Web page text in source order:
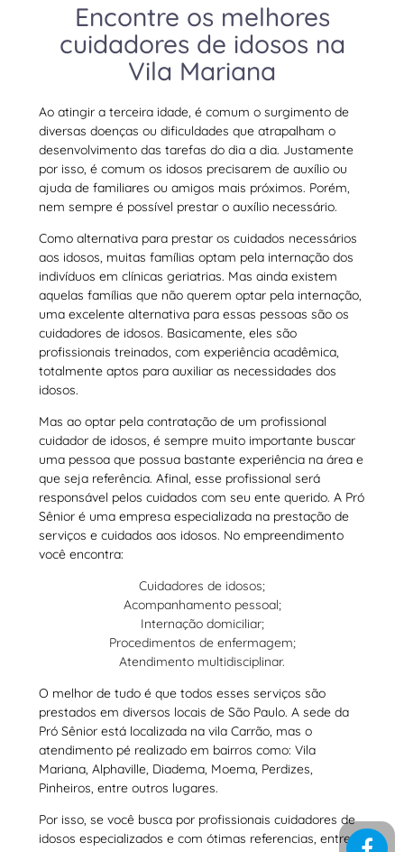
Encontre os melhores
cuidadores de idosos na
Vila Mariana
Ao atingir a terceira idade, é comum o surgimento de
diversas doenças ou dificuldades que atrapalham o
desenvolvimento das tarefas do dia a dia. Justamente
por isso, é comum os idosos precisarem de auxílio ou
ajuda de familiares ou amigos mais próximos. Porém,
nem sempre é possível prestar o auxílio necessário.
Como alternativa para prestar os cuidados necessários
aos idosos, muitas famílias optam pela internação dos
indivíduos em clínicas geriatrias. Mas ainda existem
aquelas famílias que não querem optar pela internação,
uma excelente alternativa para essas pessoas são os
cuidadores de idosos. Basicamente, eles são
profissionais treinados, com experiência acadêmica,
totalmente aptos para auxiliar as necessidades dos
idosos.
Mas ao optar pela contratação de um profissional
cuidador de idosos, é sempre muito importante buscar
uma pessoa que possua bastante experiência na área e
que seja referência. Afinal, esse profissional será
responsável pelos cuidados com seu ente querido. A Pró
Sênior é uma empresa especializada na prestação de
serviços e cuidados aos idosos. No empreendimento
você encontra:
Cuidadores de idosos;
Acompanhamento pessoal;
Internação domiciliar;
Procedimentos de enfermagem;
Atendimento multidisciplinar.
O melhor de tudo é que todos esses serviços são
prestados em diversos locais de São Paulo. A sede da
Pró Sênior está localizada na vila Carrão, mas o
atendimento pé realizado em bairros como: Vila
Mariana, Alphaville, Diadema, Moema, Perdizes,
Pinheiros, entre outros lugares.
Por isso, se você busca por profissionais cuidadores de
idosos especializados e com ótimas referencias, entre